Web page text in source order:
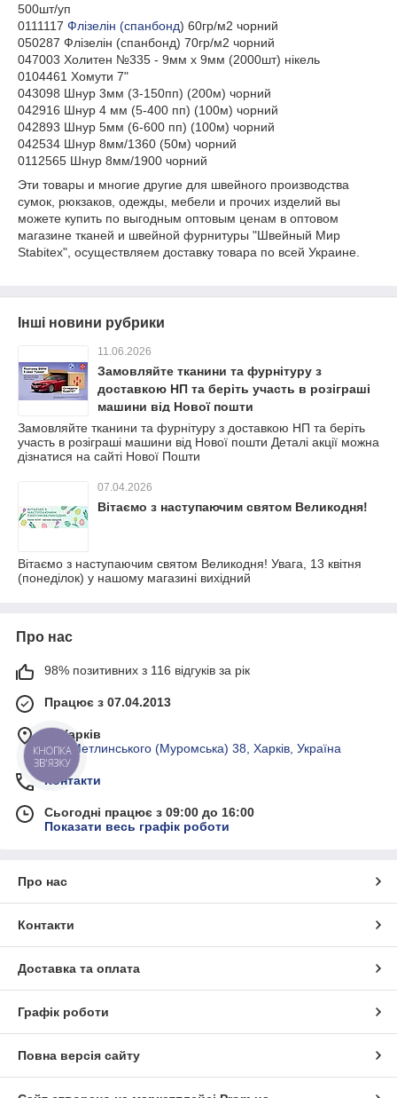
500шт/уп
0111117 Флізелін (спанбонд) 60гр/м2 чорний
050287 Флізелін (спанбонд) 70гр/м2 чорний
047003 Холитен №335 - 9мм х 9мм (2000шт) нікель
0104461 Хомути 7"
043098 Шнур 3мм (3-150пп) (200м) чорний
042916 Шнур 4 мм (5-400 пп) (100м) чорний
042893 Шнур 5мм (6-600 пп) (100м) чорний
042534 Шнур 8мм/1360 (50м) чорний
0112565 Шнур 8мм/1900 чорний
Эти товары и многие другие для швейного производства
сумок, рюкзаков, одежды, мебели и прочих изделий вы
можете купить по выгодным оптовым ценам в оптовом
магазине тканей и швейной фурнитуры "Швейный Мир
Stabitex", осуществляем доставку товара по всей Украине.
Інші новини рубрики
11.06.2026
Замовляйте тканини та фурнітуру з
доставкою НП та беріть участь в розіграші
машини від Нової пошти
Замовляйте тканини та фурнітуру з доставкою НП та беріть
участь в розіграші машини від Нової пошти Деталі акції можна
дізнатися на сайті Нової Пошти
07.04.2026
Вітаємо з наступаючим святом Великодня!
Вітаємо з наступаючим святом Великодня! Увага, 13 квітня
(понеділок) у нашому магазині вихідний
Про нас
98% позитивних з 116 відгуків за рік
Працює з 07.04.2013
м. Харків
вул. Метлинського (Муромська) 38, Харків, Україна
Контакти
Сьогодні працює з 09:00 до 16:00
Показати весь графік роботи
Про нас
Контакти
Доставка та оплата
Графік роботи
Повна версія сайту
КНОПКА
ЗВ'ЯЗКУ